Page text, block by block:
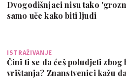
Dvogodišnjaci nisu tako
samo uče kako biti ljudi
ISTRAŽIVANJE
Čini ti se da ćeš poludjeti zbog
vrištanja? Znanstvenici kažu